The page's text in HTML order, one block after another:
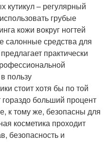
кутикул – регулярный
грубые
кожи вокруг ногтей
салонные средства для
практически
пользу
стоит хотя бы по той
больший процент
к тому же, безопасны для
косметика проходит
безопасность и